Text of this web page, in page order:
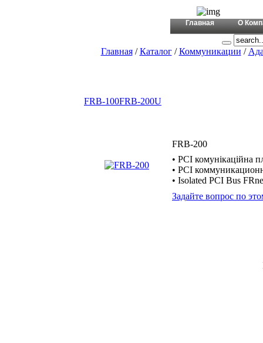
Главная О
Главная/Каталог/Коммуникации /
FRB-100FRB-200U
FRB-200
• PCI комунікаційна
• PCI
• Isolated PCI Bus
Задайте вопрос по